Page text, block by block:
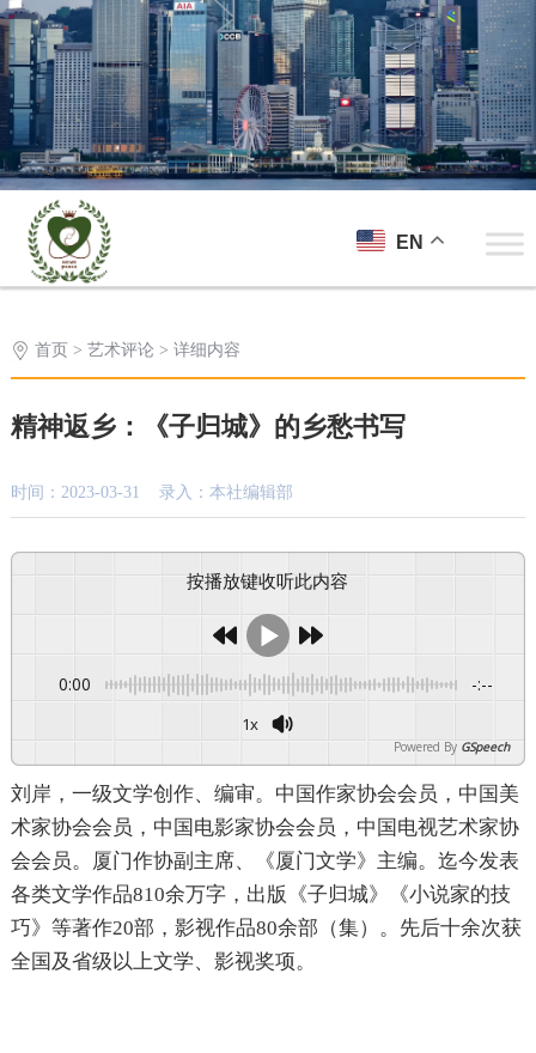
EN
首页 > 艺术评论 > 详细内容
精神返乡：《子归城》的乡愁书写
时间：2023-03-31 录入：本社编辑部
按播放键收听此内容
0:00 -:--
1x
Powered By GSpeech
刘岸，一级文学创作、编审。中国作家协会会员，中国美
术家协会会员，中国电影家协会会员，中国电视艺术家协
会会员。厦门作协副主席、《厦门文学》主编。迄今发表
各类文学作品810余万字，出版《子归城》《小说家的技
巧》等著作20部，影视作品80余部（集）。先后十余次获
全国及省级以上文学、影视奖项。